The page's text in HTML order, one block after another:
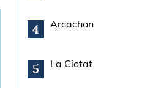
4 Arcachon
5 La Ciotat